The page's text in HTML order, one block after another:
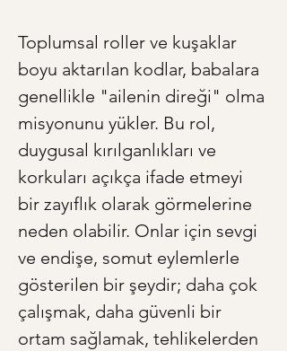
Toplumsal roller ve kuşaklar
boyu aktarılan kodlar, babalara
genellikle "ailenin direği" olma
misyonunu yükler. Bu rol,
duygusal kırılganlıkları ve
korkuları açıkça ifade etmeyi
bir zayıflık olarak görmelerine
neden olabilir. Onlar için sevgi
ve endişe, somut eylemlerle
gösterilen bir şeydir; daha çok
çalışmak, daha güvenli bir
ortam sağlamak, tehlikelerden